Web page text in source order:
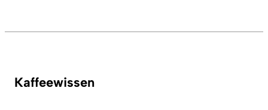
Kaffeewissen